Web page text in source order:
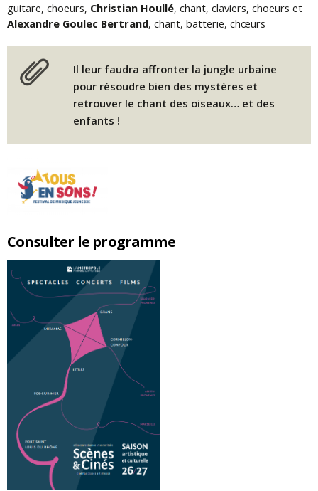
Consulter le programme
guitare, choeurs, Christian Houllé, chant, claviers, choeurs et
Alexandre Goulec Bertrand, chant, batterie, chœurs
Il leur faudra affronter la jungle urbaine
pour résoudre bien des mystères et
retrouver le chant des oiseaux… et des
enfants !